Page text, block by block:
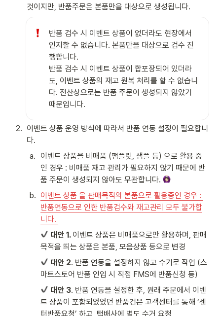
것이지만, 반품주문은 본품만을 대상으로 생성됩니다.
반품 검수 시 이벤트 상품이 없더라도 현장에서
인지할 수 없습니다. 본품만을 대상으로 검수 진
행합니다.
반품 검수 시 이벤트 상품이 합포장되어 있더라
도, 이벤트 상품의 재고 원복 처리를 할 수 없습니
다. 전산상으로는 반품 주문이 생성되지 않았기
때문입니다.
2. 이벤트 상품 운영 방식에 따라서 반품 연동 설정이 필요합니
다.
a.
이벤트 상품을 비매품 (팸플릿, 샘플 등) 으로 활용 중
인 경우 : 비매품 재고 관리가 필요하지 않기 때문에 반
품 주문이 생성되지 않아도 무관합니다.
b. 이벤트 상품 을 판매목적의 본품으로 활용중인 경우 :
반품연동으로 인한 반품검수와 재고관리 모두 불가합
니다.
대안 1. 이벤트 상품은 비매품으로만 활용하며, 판매
목적을 띄는 상품은 본품, 모음상품 등으로 변경
대안 2. 반품 연동을 설정하지 않고 수기로 작업 (스
마트스토어 반품 인입 시 직접 FMS에 반품신청 등)
대안 3. 반품 연동을 설정한 후, 원래 주문에서 이벤
트 상품이 포함되었었던 반품건은 고객센터를 통해 ‘센
터반품요청’ 하고, 택배사에 별도 수거 요청